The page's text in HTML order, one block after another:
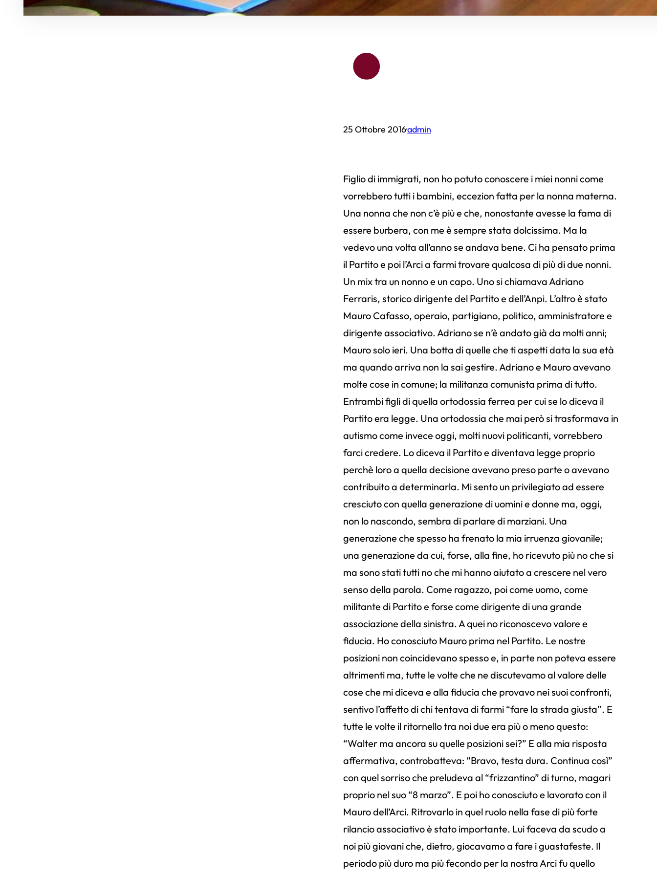
25 Ottobre 2016·admin
Figlio di immigrati, non ho potuto conoscere i miei nonni come
vorrebbero tutti i bambini, eccezion fatta per la nonna materna.
Una nonna che non c’è più e che, nonostante avesse la fama di
essere burbera, con me è sempre stata dolcissima. Ma la
vedevo una volta all’anno se andava bene. Ci ha pensato prima
il Partito e poi l’Arci a farmi trovare qualcosa di più di due nonni.
Un mix tra un nonno e un capo. Uno si chiamava Adriano
Ferraris, storico dirigente del Partito e dell’Anpi. L’altro è stato
Mauro Cafasso, operaio, partigiano, politico, amministratore e
dirigente associativo. Adriano se n’è andato già da molti anni;
Mauro solo ieri. Una botta di quelle che ti aspetti data la sua età
ma quando arriva non la sai gestire. Adriano e Mauro avevano
molte cose in comune; la militanza comunista prima di tutto.
Entrambi figli di quella ortodossia ferrea per cui se lo diceva il
Partito era legge. Una ortodossia che mai però si trasformava in
autismo come invece oggi, molti nuovi politicanti, vorrebbero
farci credere. Lo diceva il Partito e diventava legge proprio
perchè loro a quella decisione avevano preso parte o avevano
contribuito a determinarla. Mi sento un privilegiato ad essere
cresciuto con quella generazione di uomini e donne ma, oggi,
non lo nascondo, sembra di parlare di marziani. Una
generazione che spesso ha frenato la mia irruenza giovanile;
una generazione da cui, forse, alla fine, ho ricevuto più no che si
ma sono stati tutti no che mi hanno aiutato a crescere nel vero
senso della parola. Come ragazzo, poi come uomo, come
militante di Partito e forse come dirigente di una grande
associazione della sinistra. A quei no riconoscevo valore e
fiducia. Ho conosciuto Mauro prima nel Partito. Le nostre
posizioni non coincidevano spesso e, in parte non poteva essere
altrimenti ma, tutte le volte che ne discutevamo al valore delle
cose che mi diceva e alla fiducia che provavo nei suoi confronti,
sentivo l’affetto di chi tentava di farmi “fare la strada giusta”. E
tutte le volte il ritornello tra noi due era più o meno questo:
“Walter ma ancora su quelle posizioni sei?” E alla mia risposta
affermativa, controbatteva: “Bravo, testa dura. Continua così”
con quel sorriso che preludeva al “frizzantino” di turno, magari
proprio nel suo “8 marzo”. E poi ho conosciuto e lavorato con il
Mauro dell’Arci. Ritrovarlo in quel ruolo nella fase di più forte
rilancio associativo è stato importante. Lui faceva da scudo a
noi più giovani che, dietro, giocavamo a fare i guastafeste. Il
periodo più duro ma più fecondo per la nostra Arci fu quello